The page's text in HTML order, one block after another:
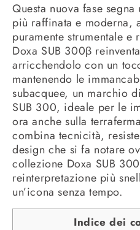
Questa nuova fase segna
più raffinata e moderna,
puramente strumentale
Doxa SUB 300β
arricchendolo con un
mantenendo le
subacquee, un marchio
SUB 300, ideale per le
ora anche sulla
combina tecnicità,
design che si fa notare
collezione Doxa SUB
reinterpretazione più
un’icona senza tempo.
Indice dei